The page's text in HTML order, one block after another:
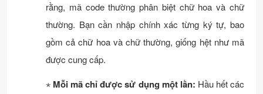
rằng, mã code thường phân biệt chữ hoa và chữ
thường. Bạn cần nhập chính xác từng ký tự, bao
gồm cả chữ hoa và chữ thường, giống hệt như mã
được cung cấp.
⋆ Mỗi mã chỉ được sử dụng một lần: Hầu hết các